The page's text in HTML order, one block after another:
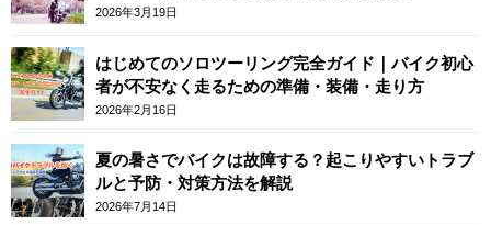
2026年3月19日
はじめてのソロツーリング完全ガイド｜バイク初心
者が不安なく走るための準備・装備・走り方
2026年2月16日
夏の暑さでバイクは故障する？起こりやすいトラブ
ルと予防・対策方法を解説
2026年7月14日